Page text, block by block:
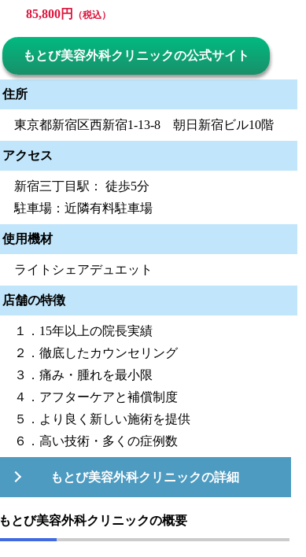
85,800円
（税込）
もとび美容外科クリニックの公式サイト
住所
東京都新宿区西新宿1-13-8 朝日新宿ビル10階
アクセス
新宿三丁目駅： 徒歩5分
駐車場：近隣有料駐車場
使用機材
ライトシェアデュエット
店舗の特徴
１．15年以上の院長実績
２．徹底したカウンセリング
３．痛み・腫れを最小限
４．アフターケアと補償制度
５．より良く新しい施術を提供
６．高い技術・多くの症例数
もとび美容外科クリニックの詳細
もとび美容外科クリニックの概要